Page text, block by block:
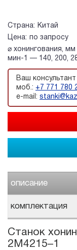
Страна:
Китай
Цена:
по запросу
⌀ хонингования,
мин-1 — 140, 200,
Ваш консультант
моб.: +7 771 780
e-mail:
описание
комплектация
Станок
2M4215–1